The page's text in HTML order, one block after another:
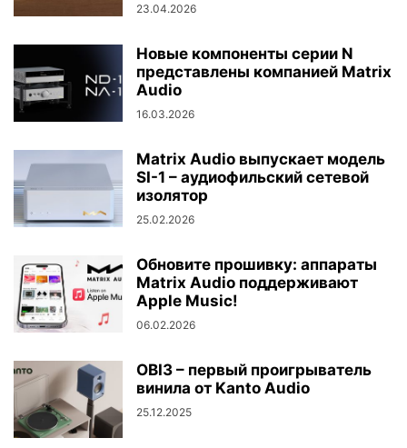
23.04.2026
Новые компоненты серии N
представлены компанией Matrix
Audio
16.03.2026
Matrix Audio выпускает модель
SI-1 – аудиофильский сетевой
изолятор
25.02.2026
Обновите прошивку: аппараты
Matrix Audio поддерживают
Apple Music!
06.02.2026
OBI3 – первый проигрыватель
винила от Kanto Audio
25.12.2025